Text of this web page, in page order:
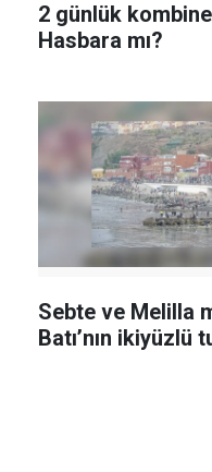
2 günlük
Hasbara mı?
Sebte ve Melilla
Batı’nın ikiyüzlü